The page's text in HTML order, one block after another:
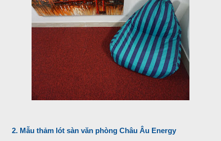
2. Mẫu thảm lót sàn văn phòng Châu Âu Energy